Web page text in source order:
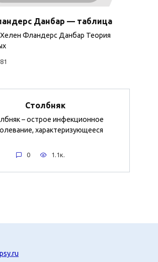
Данбар — таблица
Фландерс Данбар Теория
Столбняк
– острое инфекционное
характеризующееся
0 1.1к.